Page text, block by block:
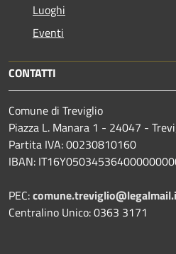
Luoghi
Eventi
CONTATTI
Comune di Treviglio
Piazza L. Manara 1 - 24047 -
Partita IVA: 00230810160
IBAN:
PEC:
Centralino Unico: 0363 3171